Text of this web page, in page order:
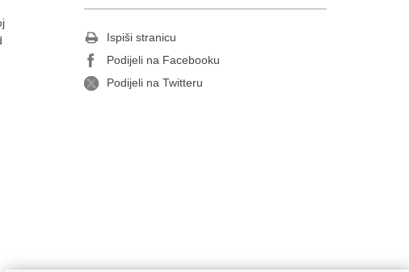
Ispiši stranicu
Podijeli na Facebooku
Podijeli na Twitteru